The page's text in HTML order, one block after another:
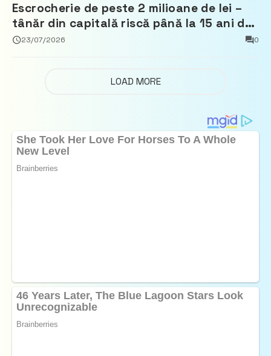
Escrocherie de peste 2 milioane de lei –
tânăr din capitală riscă până la 15 ani de
închisoare
23/07/2026 0
LOAD MORE